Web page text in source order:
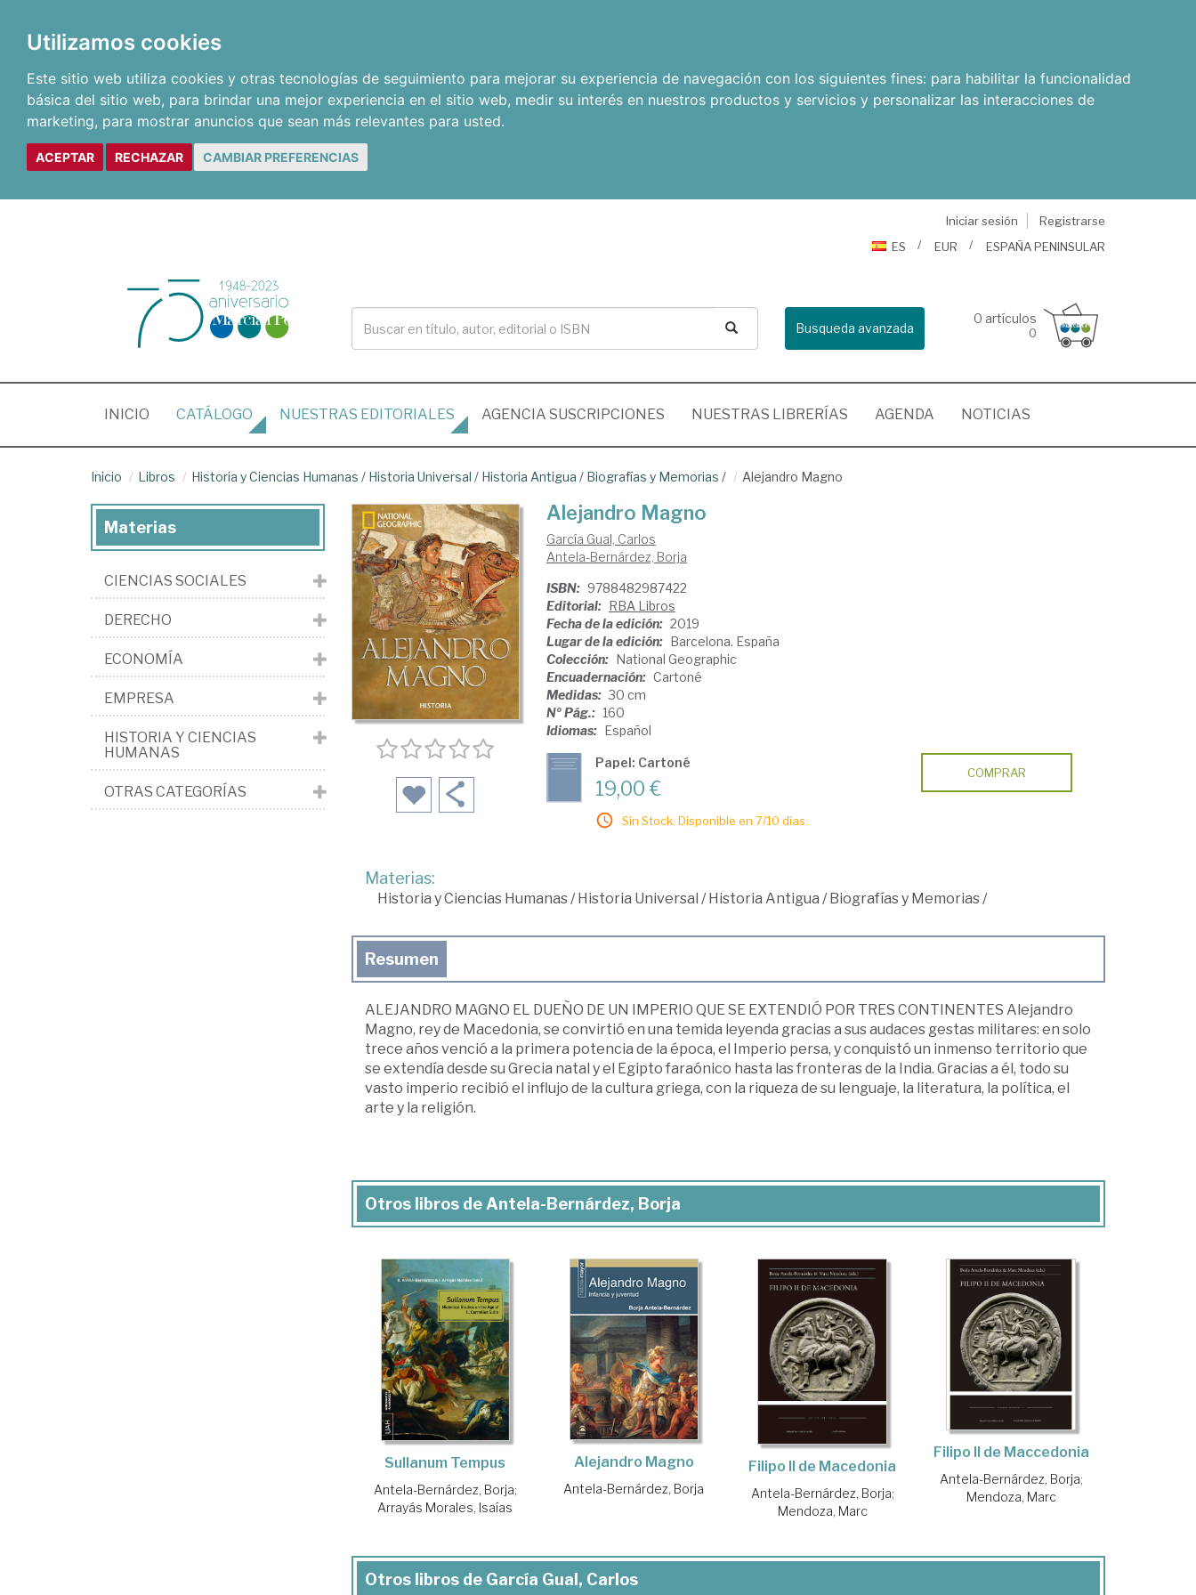
Utilizamos cookies
Este sitio web utiliza cookies y otras tecnologías de seguimiento para mejorar su experiencia de navegación con los siguientes fines: para habilitar la funcionalidad
básica del sitio web, para brindar una mejor experiencia en el sitio web, medir su interés en nuestros productos y servicios y personalizar las interacciones de
marketing, para mostrar anuncios que sean más relevantes para usted.
ACEPTAR RECHAZAR CAMBIAR PREFERENCIAS
Iniciar sesión
Registrarse
ES
EUR ESPAÑA PENINSULAR
Busqueda avanzada
0 artículos
0
INICIO (CURRENT)
CATÁLOGO NUESTRAS EDITORIALES AGENCIA SUSCRIPCIONES NUESTRAS LIBRERÍAS AGENDA NOTICIAS
Inicio Libros Historia y Ciencias Humanas / Historia Universal / Historia Antigua / Biografías y Memorias / Alejandro Magno
Alejandro Magno
García Gual, Carlos
Antela-Bernárdez, Borja
ISBN: 9788482987422
Editorial: RBA Libros
Fecha de la edición: 2019
Lugar de la edición: Barcelona. España
Colección: National Geographic
Encuadernación: Cartoné
Medidas: 30 cm
Nº Pág.: 160
Idiomas: Español
Papel: Cartoné
19,00 €
Sin Stock. Disponible en 7/10 días.
COMPRAR
Materias:
Historia y Ciencias Humanas/Historia Universal /Historia Antigua /Biografías y Memorias/
Resumen
ALEJANDRO MAGNO EL DUEÑO DE UN IMPERIO QUE SE EXTENDIÓ POR TRES CONTINENTES Alejandro
Magno, rey de Macedonia, se convirtió en una temida leyenda gracias a sus audaces gestas militares: en solo
trece años venció a la primera potencia de la época, el Imperio persa, y conquistó un inmenso territorio que
se extendía desde su Grecia natal y el Egipto faraónico hasta las fronteras de la India. Gracias a él, todo su
vasto imperio recibió el influjo de la cultura griega, con la rique­za de su lenguaje, la literatura, la política, el
arte y la religión.
Otros libros de Antela-Bernárdez, Borja
Sullanum Tempus
Antela-Bernárdez, Borja;
Arrayás Morales, Isaías
Alejandro Magno
Antela-Bernárdez, Borja
Filipo II de Macedonia
Antela-Bernárdez, Borja;
Mendoza, Marc
Filipo II de Maccedonia
Antela-Bernárdez, Borja;
Mendoza, Marc
Otros libros de García Gual, Carlos
Materias
CIENCIAS SOCIALES
DERECHO
ECONOMÍA
EMPRESA
HISTORIA Y CIENCIAS
HUMANAS
OTRAS CATEGORÍAS